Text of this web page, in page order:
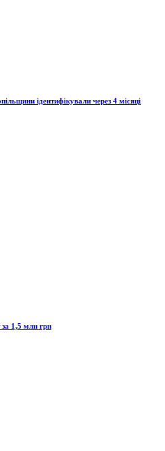
ідентифікували через 4 місяці
за 1,5 млн грн